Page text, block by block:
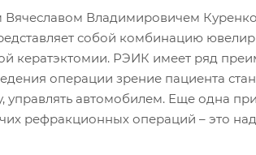
Владимировичем
собой комбинацию
кератэктомии. РЭИК имеет ряд
операции зрение пациента
управлять автомобилем. Еще одна
рефракционных операций – это